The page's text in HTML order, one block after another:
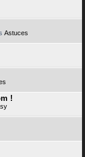
Astuces
!